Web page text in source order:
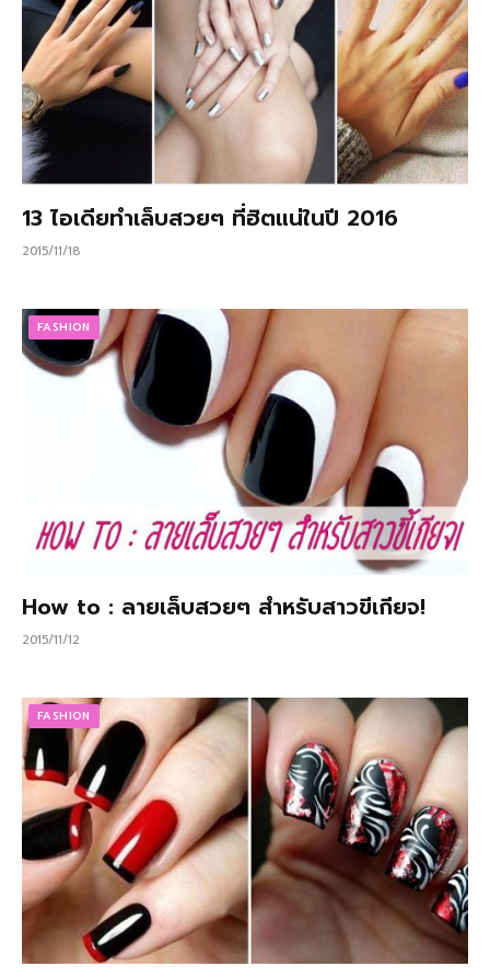
13 ไอเดียทำเล็บสวยๆ ที่ฮิตแน่ในปี 2016
2015/11/18
FASHION
How to : ลายเล็บสวยๆ สำหรับสาวขีเกียจ!
2015/11/12
FASHION